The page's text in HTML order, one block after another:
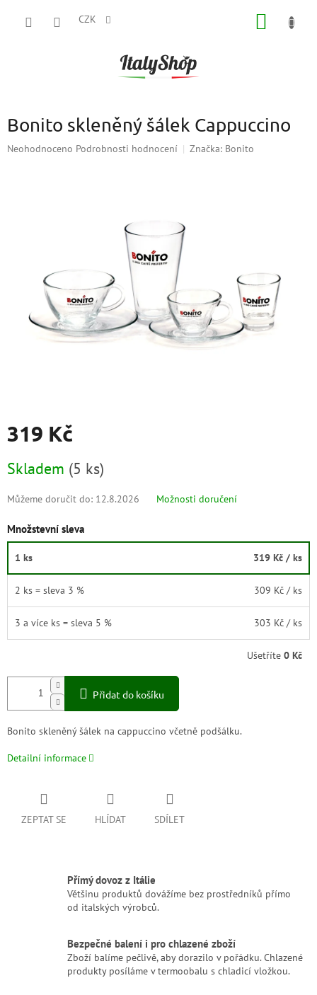
CZK
Bonito skleněný šálek Cappuccino
Průměrné
Neohodnoceno Podrobnosti hodnocení Značka: Bonito
319 Kč
cena:
Skladem (5 ks)
Můžeme doručit do: 12.8.2026 Možnosti doručení
Množstevní sleva
1 ks 319 Kč / ks
2 ks = sleva 3 % 309 Kč / ks
3 a více ks = sleva 5 % 303 Kč / ks
Ušetříte 0 Kč
Přidat do košíku
Bonito skleněný šálek na cappuccino včetně podšálku.
Detailní informace
ZEPTAT SE HLÍDAT SDÍLET
Přímý dovoz z Itálie
Většinu produktů dovážíme bez prostředníků přímo
od italských výrobců.
Bezpečné balení i pro chlazené zboží
Zboží balíme pečlivě, aby dorazilo v pořádku. Chlazené
produkty posíláme v termoobalu s chladicí vložkou.